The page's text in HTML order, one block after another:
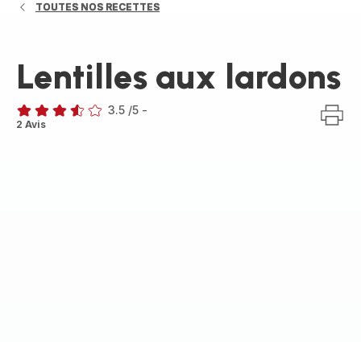
TOUTES NOS RECETTES
Lentilles aux lardons
ratings.3.5
3.5 /5 -
2 Avis